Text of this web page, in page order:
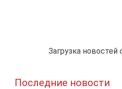
Загрузка новостей
Последние новости